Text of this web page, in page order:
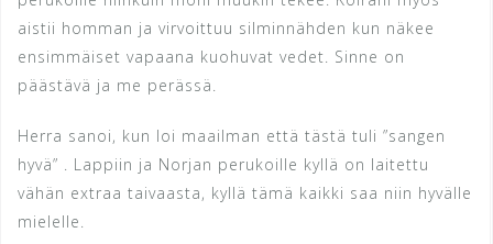
aistii homman ja virvoittuu silminnähden kun näkee
ensimmäiset vapaana kuohuvat vedet. Sinne on
päästävä ja me perässä.
Herra sanoi, kun loi maailman että tästä tuli ”sangen
hyvä” . Lappiin ja Norjan perukoille kyllä on laitettu
vähän extraa taivaasta, kyllä tämä kaikki saa niin hyvälle
mielelle.